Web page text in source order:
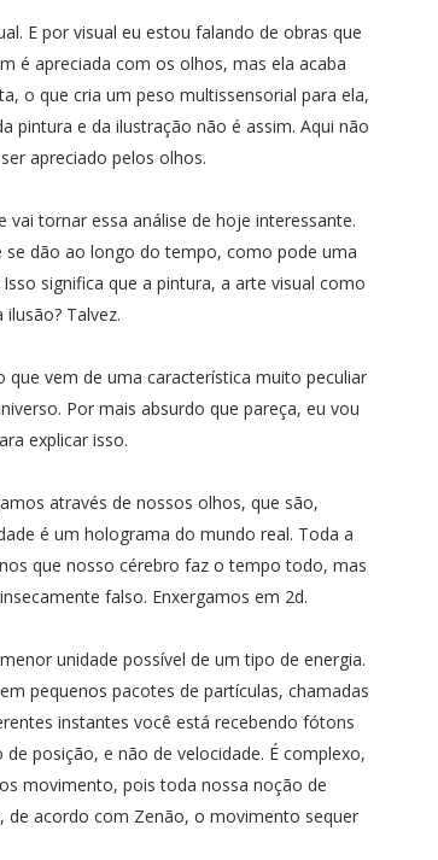
E por visual eu estou falando de obras que
é apreciada com os olhos, mas ela acaba
o que cria um peso multissensorial para ela,
pintura e da ilustração não é assim. Aqui não
apreciado pelos olhos.
tornar essa análise de hoje interessante.
dão ao longo do tempo, como pode uma
significa que a pintura, a arte visual como
Talvez.
que vem de uma característica muito peculiar
Por mais absurdo que pareça, eu vou
explicar isso.
através de nossos olhos, que são,
é um holograma do mundo real. Toda a
que nosso cérebro faz o tempo todo, mas
falso. Enxergamos em 2d.
unidade possível de um tipo de energia.
pequenos pacotes de partículas, chamadas
instantes você está recebendo fótons
posição, e não de velocidade. É complexo,
movimento, pois toda nossa noção de
de acordo com Zenão, o movimento sequer